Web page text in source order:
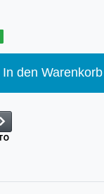
In den Warenkorb